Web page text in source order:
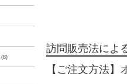
(8)
訪問販売法によ
【ご注文方法